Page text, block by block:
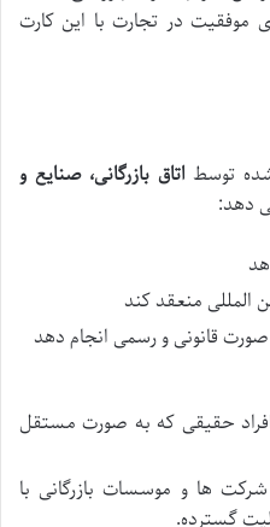
موفقیت در تجارت با این کارت
توسط اتاق بازرگانی، صنایع و
دهد:
المللی منعقد کند
قانونی و رسمی انجام دهد
حقیقی که به صورت مستقل
ها و موسسات بازرگانی با
گسترده.